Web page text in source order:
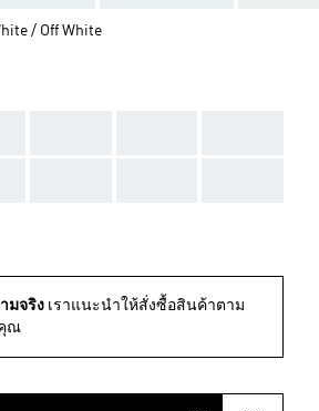
/ Off White
มจริง เราแนะนำให้สั่งซื้อสินค้าตาม
ณ